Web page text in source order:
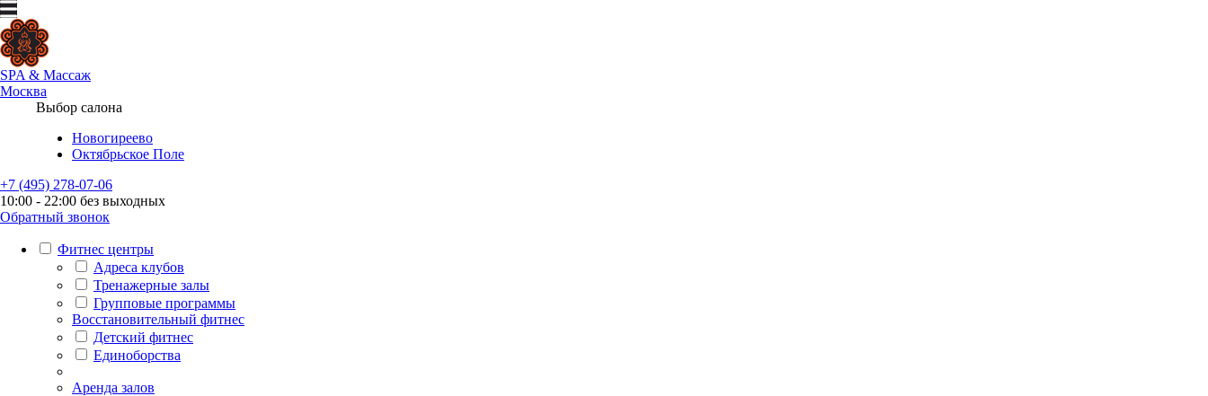
SPA & Массаж
Москва
Выбор салона
Новогиреево
Октябрьское Поле
+7 (495) 278-07-06
10:00 - 22:00 без выходных
Обратный звонок
Фитнес центры
Адреса клубов
Тренажерные залы
Групповые программы
Восстановительный фитнес
Детский фитнес
Единоборства
Аренда залов